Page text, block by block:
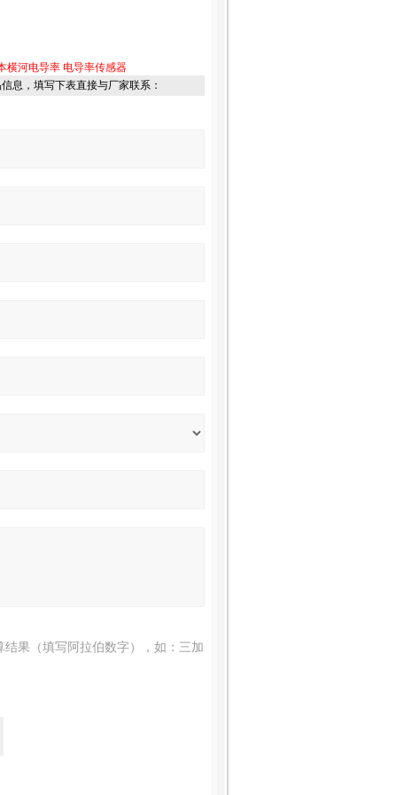
横河电导率 电导率传感器
息，填写下表直接与厂家联系：
结果（填写阿拉伯数字），如：三加